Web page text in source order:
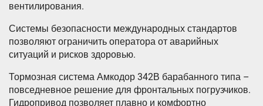
вентилирования.
Системы безопасности международных стандартов
позволяют ограничить оператора от аварийных
ситуаций и рисков здоровью.
Тормозная система Амкодор 342В барабанного типа –
повседневное решение для фронтальных погрузчиков.
Гидропривод позволяет плавно и комфортно